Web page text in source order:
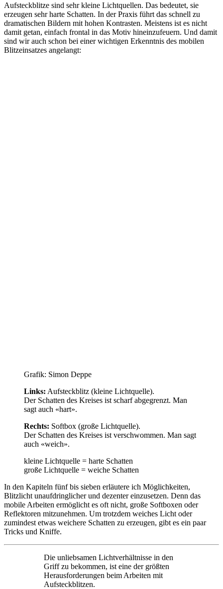
Aufsteckblitze sind sehr kleine Lichtquellen. Das bedeutet, sie
erzeugen sehr harte Schatten. In der Praxis führt das schnell zu
dramatischen Bildern mit hohen Kontrasten. Meistens ist es nicht
damit getan, einfach frontal in das Motiv hineinzufeuern. Und damit
sind wir auch schon bei einer wichtigen Erkenntnis des mobilen
Blitzeinsatzes angelangt:
Grafik: Simon Deppe
Links: Aufsteckblitz (kleine Lichtquelle).
Der Schatten des Kreises ist scharf abgegrenzt. Man
sagt auch «hart».
Rechts: Softbox (große Lichtquelle).
Der Schatten des Kreises ist verschwommen. Man sagt
auch «weich».
kleine Lichtquelle = harte Schatten
große Lichtquelle = weiche Schatten
In den Kapiteln fünf bis sieben erläutere ich Möglichkeiten,
Blitzlicht unaufdringlicher und dezenter einzusetzen. Denn das
mobile Arbeiten ermöglicht es oft nicht, große Softboxen oder
Reflektoren mitzunehmen. Um trotzdem weiches Licht oder
zumindest etwas weichere Schatten zu erzeugen, gibt es ein paar
Tricks und Kniffe.
Die unliebsamen Lichtverhältnisse in den
Griff zu bekommen, ist eine der größten
Herausforderungen beim Arbeiten mit
Aufsteckblitzen.